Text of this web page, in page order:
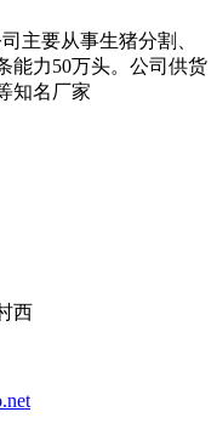
主要从事生猪分割、
能力50万头。公司供货
知名厂家
西